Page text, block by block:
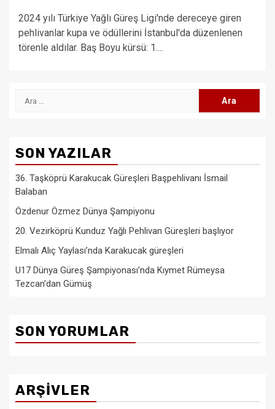
2024 yılı Türkiye Yağlı Güreş Ligi'nde dereceye giren
pehlivanlar kupa ve ödüllerini İstanbul'da düzenlenen
törenle aldılar. Baş Boyu kürsü: 1....
Arama:
SON YAZILAR
36. Taşköprü Karakucak Güreşleri Başpehlivanı İsmail
Balaban
Özdenur Özmez Dünya Şampiyonu
20. Vezirköprü Kunduz Yağlı Pehlivan Güreşleri başlıyor
Elmalı Alıç Yaylası’nda Karakucak güreşleri
U17 Dünya Güreş Şampiyonası’nda Kıymet Rümeysa
Tezcan’dan Gümüş
SON YORUMLAR
ARŞIVLER